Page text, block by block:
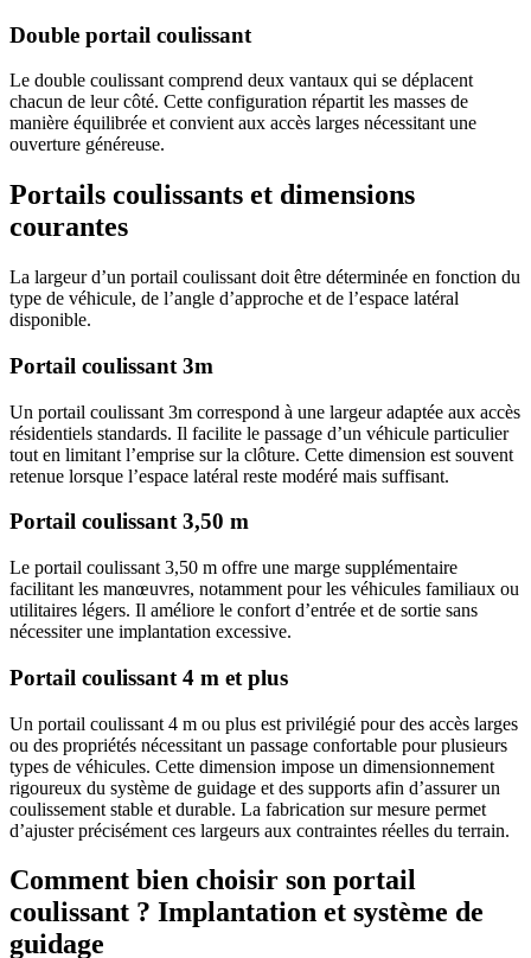
Double portail coulissant
Le double coulissant comprend deux vantaux qui se déplacent
chacun de leur côté. Cette configuration répartit les masses de
manière équilibrée et convient aux accès larges nécessitant une
ouverture généreuse.
Portails coulissants et dimensions
courantes
La largeur d’un portail coulissant doit être déterminée en fonction du
type de véhicule, de l’angle d’approche et de l’espace latéral
disponible.
Portail coulissant 3m
Un portail coulissant 3m correspond à une largeur adaptée aux accès
résidentiels standards. Il facilite le passage d’un véhicule particulier
tout en limitant l’emprise sur la clôture. Cette dimension est souvent
retenue lorsque l’espace latéral reste modéré mais suffisant.
Portail coulissant 3,50 m
Le portail coulissant 3,50 m offre une marge supplémentaire
facilitant les manœuvres, notamment pour les véhicules familiaux ou
utilitaires légers. Il améliore le confort d’entrée et de sortie sans
nécessiter une implantation excessive.
Portail coulissant 4 m et plus
Un portail coulissant 4 m ou plus est privilégié pour des accès larges
ou des propriétés nécessitant un passage confortable pour plusieurs
types de véhicules. Cette dimension impose un dimensionnement
rigoureux du système de guidage et des supports afin d’assurer un
coulissement stable et durable. La fabrication sur mesure permet
d’ajuster précisément ces largeurs aux contraintes réelles du terrain.
Comment bien choisir son portail
coulissant ? Implantation et système de
guidage